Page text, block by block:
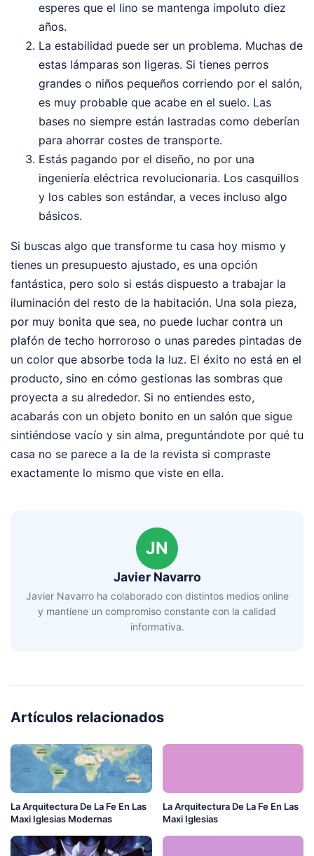
esperes que el lino se mantenga impoluto diez
años.
La estabilidad puede ser un problema. Muchas de
estas lámparas son ligeras. Si tienes perros
grandes o niños pequeños corriendo por el salón,
es muy probable que acabe en el suelo. Las
bases no siempre están lastradas como deberían
para ahorrar costes de transporte.
Estás pagando por el diseño, no por una
ingeniería eléctrica revolucionaria. Los casquillos
y los cables son estándar, a veces incluso algo
básicos.
Si buscas algo que transforme tu casa hoy mismo y
tienes un presupuesto ajustado, es una opción
fantástica, pero solo si estás dispuesto a trabajar la
iluminación del resto de la habitación. Una sola pieza,
por muy bonita que sea, no puede luchar contra un
plafón de techo horroroso o unas paredes pintadas de
un color que absorbe toda la luz. El éxito no está en el
producto, sino en cómo gestionas las sombras que
proyecta a su alrededor. Si no entiendes esto,
acabarás con un objeto bonito en un salón que sigue
sintiéndose vacío y sin alma, preguntándote por qué tu
casa no se parece a la de la revista si compraste
exactamente lo mismo que viste en ella.
JN
Javier Navarro
Javier Navarro ha colaborado con distintos medios online
y mantiene un compromiso constante con la calidad
informativa.
Artículos relacionados
La Arquitectura De La Fe En Las
Maxi Iglesias Modernas
La Arquitectura De La Fe En Las
Maxi Iglesias